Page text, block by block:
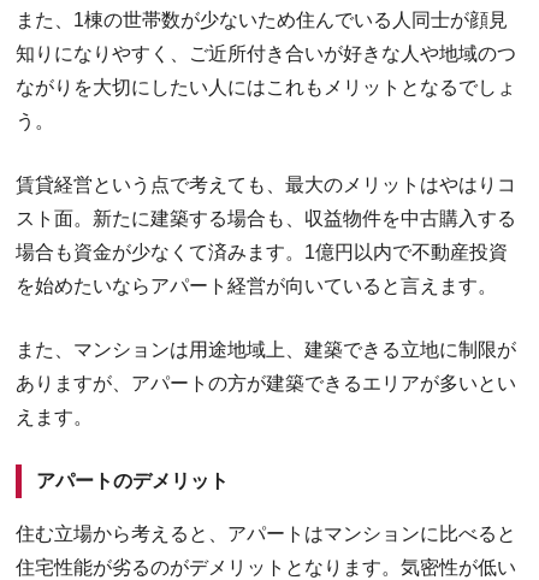
また、1棟の世帯数が少ないため住んでいる人同士が顔見
知りになりやすく、ご近所付き合いが好きな人や地域のつ
ながりを大切にしたい人にはこれもメリットとなるでしょ
う。
賃貸経営という点で考えても、最大のメリットはやはりコ
スト面。新たに建築する場合も、収益物件を中古購入する
場合も資金が少なくて済みます。1億円以内で不動産投資
を始めたいならアパート経営が向いていると言えます。
また、マンションは用途地域上、建築できる立地に制限が
ありますが、アパートの方が建築できるエリアが多いとい
えます。
アパートのデメリット
住む立場から考えると、アパートはマンションに比べると
住宅性能が劣るのがデメリットとなります。気密性が低い